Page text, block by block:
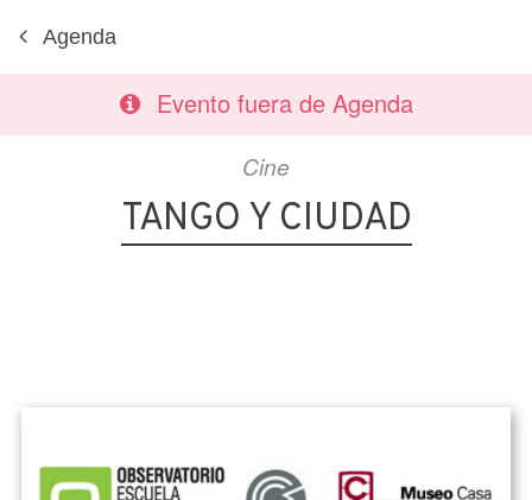
Agenda
Evento fuera de Agenda
Cine
TANGO Y CIUDAD